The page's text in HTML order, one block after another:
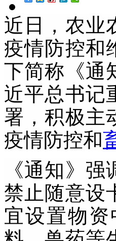
近日，农业
疫情防控和
下简称《通
近平总书记
署，积极主
疫情防控和
《通知》
禁止随意设
宜设置物